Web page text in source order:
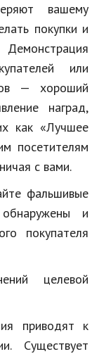
вашему
покупки и
или
— хороший
наград,
как «Лучшее
посетителям
с вами.
фальшивые
и
покупателя
целевой
приводят к
Существует